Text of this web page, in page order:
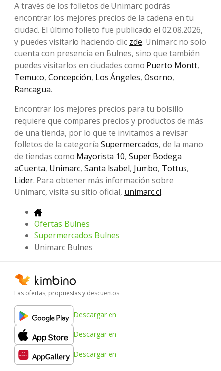
A través de los folletos de Unimarc podrás
encontrar los mejores precios de la cadena en tu
ciudad. El último folleto fue publicado el 02.08.2026,
y puedes visitarlo haciendo clic zde. Unimarc no solo
cuenta con presencia en Bulnes, sino que también
puedes visitarlos en ciudades como Puerto Montt,
Temuco, Concepción, Los Ángeles, Osorno,
Rancagua.
Encontrar los mejores precios para tu bolsillo
requiere que compares precios y productos de más
de una tienda, por lo que te invitamos a revisar
folletos de la categoría Supermercados, de la mano
de tiendas como Mayorista 10, Super Bodega
aCuenta, Unimarc, Santa Isabel, Jumbo, Tottus,
Lider. Para obtener más información sobre
Unimarc, visita su sitio oficial, unimarc.cl.
Ofertas Bulnes
Supermercados Bulnes
Unimarc Bulnes
Las ofertas, propuestas y descuentos
Descargar en
Descargar en
Descargar en